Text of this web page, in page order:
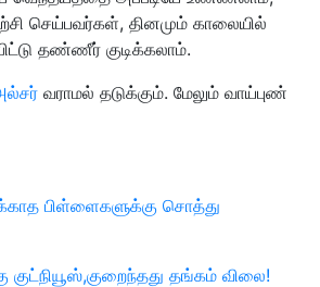
செய்பவர்கள், தினமும் காலையில்
தண்ணீர் குடிக்கலாம்.
வராமல் தடுக்கும். மேலும் வாய்புண்
பிள்ளைகளுக்கு சொத்து
குட்நியூஸ்,குறைந்தது தங்கம் விலை!